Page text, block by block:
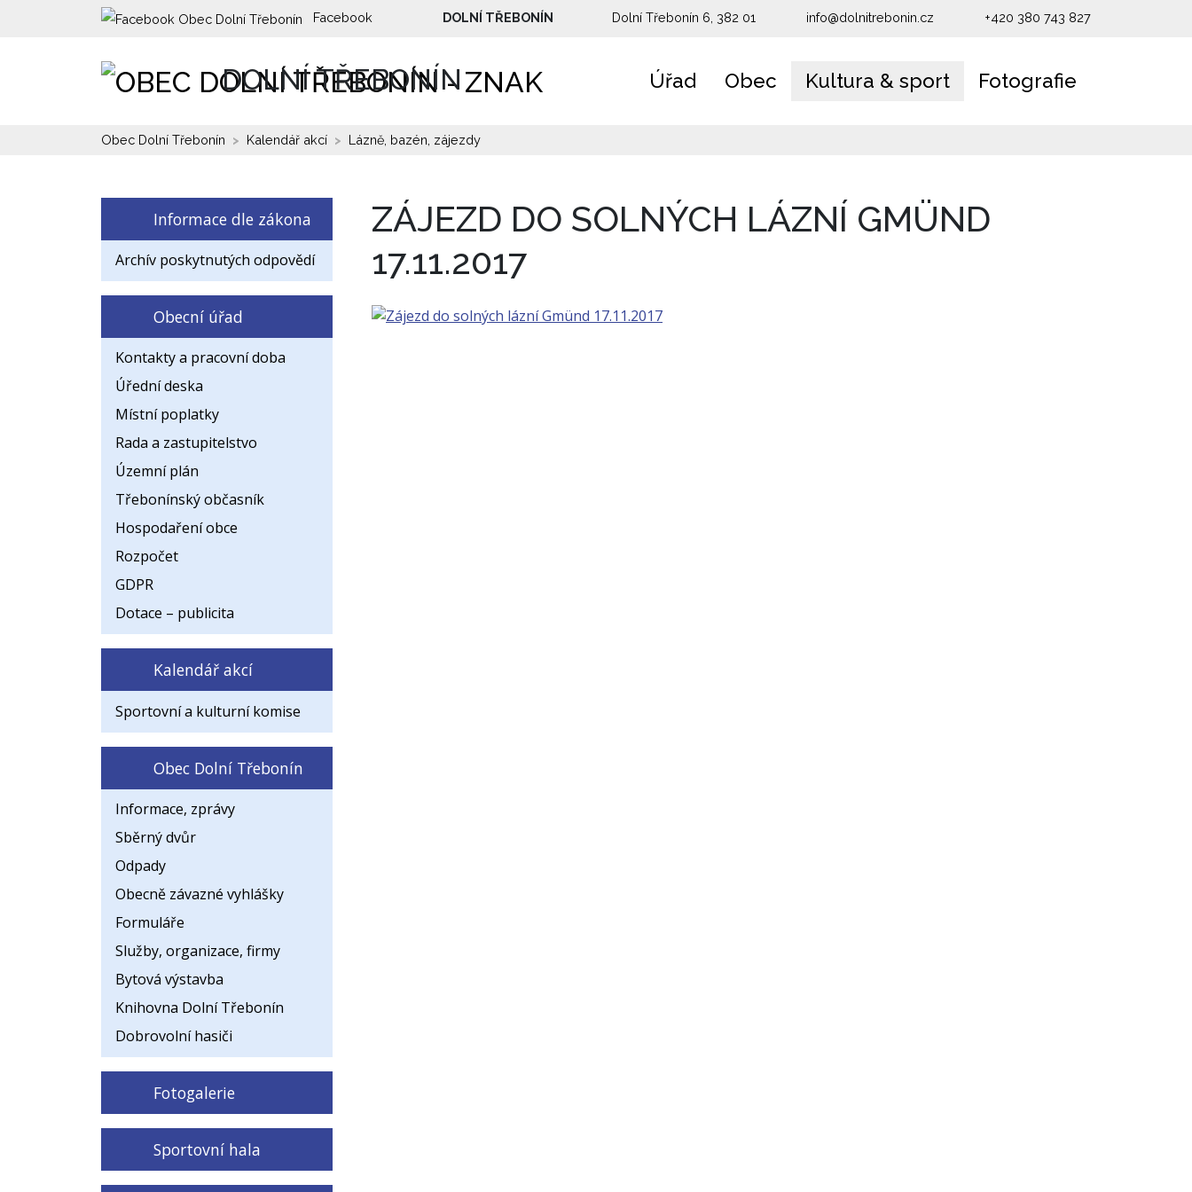
Facebook DOLNÍ TŘEBONÍN Dolní Třebonín 6, 382 01 info@dolnitrebonin.cz +420 380 743 827
DOLNÍ TŘEBONÍN Úřad Obec Kultura & sport Fotografie
Obec Dolní Třebonín Kalendář akcí Lázně, bazén, zájezdy
Informace dle zákona
Archív poskytnutých odpovědí
Obecní úřad
Kontakty a pracovní doba
Úřední deska
Místní poplatky
Rada a zastupitelstvo
Územní plán
Třebonínský občasník
Hospodaření obce
Rozpočet
GDPR
Dotace – publicita
Kalendář akcí
Sportovní a kulturní komise
Obec Dolní Třebonín
Informace, zprávy
Sběrný dvůr
Odpady
Obecně závazné vyhlášky
Formuláře
Služby, organizace, firmy
Bytová výstavba
Knihovna Dolní Třebonín
Dobrovolní hasiči
Fotogalerie
Sportovní hala
ZÁJEZD DO SOLNÝCH LÁZNÍ GMÜND
17.11.2017